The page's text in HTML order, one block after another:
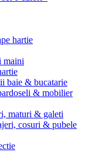
hartie
maini
baie & bucatarie
& mobilier
maturi & galeti
cosuri & pubele